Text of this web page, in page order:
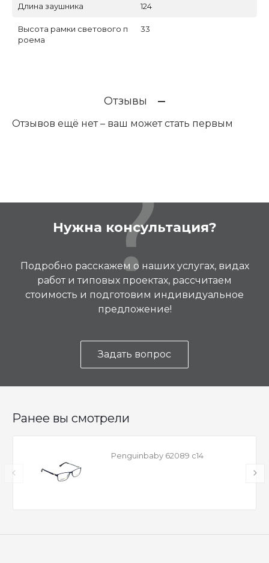
Длина заушника 124
Высота рамки светового п
роема
33
Отзывы
Отзывов ещё нет – ваш может стать первым
Нужна консультация?
Подробно расскажем о наших услугах, видах
работ и типовых проектах, рассчитаем
стоимость и подготовим индивидуальное
предложение!
Задать вопрос
Ранее вы смотрели
Penguinbaby 62089 с14